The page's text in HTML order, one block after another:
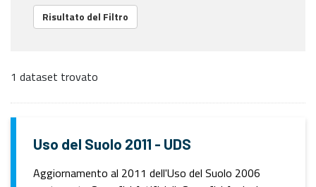
Risultato del Filtro
1 dataset trovato
Uso del Suolo 2011 - UDS
Aggiornamento al 2011 dell'Uso del Suolo 2006